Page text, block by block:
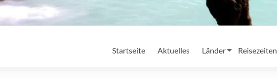
Startseite Aktuelles Länder Reisezeiten